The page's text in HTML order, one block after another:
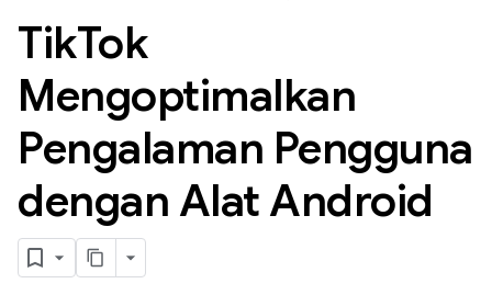
TikTok
Mengoptimalkan
Pengalaman Pengguna
dengan Alat Android